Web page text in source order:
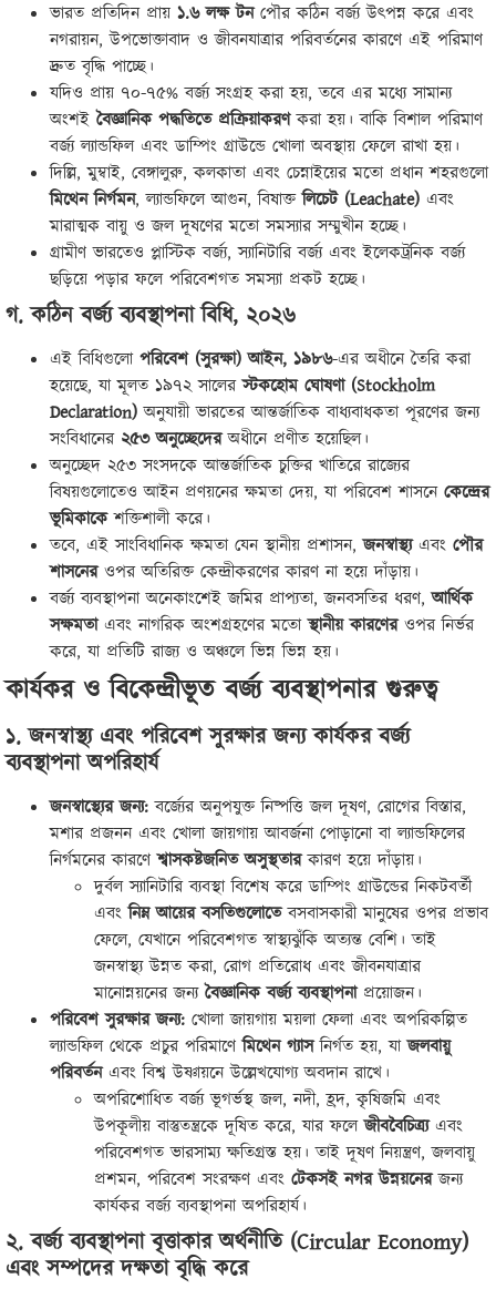
ভারত প্রতিদিন প্রায় ১.৬ লক্ষ টনপৌর কঠিন বর্জ্য উৎপন্ন করে এবং
নগরায়ন, উপভোক্তাবাদ ও জীবনযাত্রার পরিবর্তনের কারণে এই পরিমাণ
দ্রুত বৃদ্ধি পাচ্ছে।
যদিও প্রায় ৭০-৭৫% বর্জ্য সংগ্রহ করা হয়, তবে এর মধ্যে সামান্য
অংশইবৈজ্ঞানিক পদ্ধতিতে প্রক্রিয়াকরণকরা হয়। বাকি বিশাল পরিমাণ
বর্জ্য ল্যান্ডফিল এবং ডাম্পিং গ্রাউন্ডে খোলা অবস্থায় ফেলে রাখা হয়।
দিল্লি, মুম্বাই, বেঙ্গালুরু, কলকাতা এবং চেন্নাইয়ের মতো প্রধান শহরগুলো
মিথেন নির্গমন, ল্যান্ডফিলে আগুন, বিষাক্তলিচেট (Leachate) এবং
মারাত্মক বায়ু ও জল দূষণের মতো সমস্যার সম্মুখীন হচ্ছে।
গ্রামীণ ভারতেও প্লাস্টিক বর্জ্য, স্যানিটারি বর্জ্য এবং ইলেকট্রনিক বর্জ্য
ছড়িয়ে পড়ার ফলে পরিবেশগত সমস্যা প্রকট হচ্ছে।
গ. কঠিন বর্জ্য ব্যবস্থাপনা বিধি, ২০২৬
এই বিধিগুলো পরিবেশ (সুরক্ষা) আইন, ১৯৮৬-এর অধীনে তৈরি করা
হয়েছে, যা মূলত ১৯৭২ সালেরস্টকহোম ঘোষণা (Stockholm
Declaration) অনুযায়ী ভারতের আন্তর্জাতিক বাধ্যবাধকতা পূরণের জন্য
সংবিধানের ২৫৩ অনুচ্ছেদেরঅধীনে প্রণীত হয়েছিল।
অনুচ্ছেদ ২৫৩ সংসদকে আন্তর্জাতিক চুক্তির খাতিরে রাজ্যের
বিষয়গুলোতেও আইন প্রণয়নের ক্ষমতা দেয়, যা পরিবেশ শাসনে কেন্দ্রের
ভূমিকাকেশক্তিশালী করে।
তবে, এই সাংবিধানিক ক্ষমতা যেন স্থানীয় প্রশাসন,জনস্বাস্থ্যএবং পৌর
শাসনেরওপর অতিরিক্ত কেন্দ্রীকরণের কারণ না হয়ে দাঁড়ায়।
বর্জ্য ব্যবস্থাপনা অনেকাংশেই জমির প্রাপ্যতা, জনবসতির ধরণ,আর্থিক
সক্ষমতাএবং নাগরিক অংশগ্রহণের মতোস্থানীয় কারণেরওপর নির্ভর
করে, যা প্রতিটি রাজ্য ও অঞ্চলে ভিন্ন ভিন্ন হয়।
কার্যকর ও বিকেন্দ্রীভূত বর্জ্য ব্যবস্থাপনার গুরুত্ব
১. জনস্বাস্থ্য এবং পরিবেশ সুরক্ষার জন্য কার্যকর বর্জ্য
ব্যবস্থাপনা অপরিহার্য
জনস্বাস্থ্যের জন্য: বর্জ্যের অনুপযুক্ত নিষ্পত্তি জল দূষণ, রোগের বিস্তার,
মশার প্রজনন এবং খোলা জায়গায় আবর্জনা পোড়ানো বা ল্যান্ডফিলের
নির্গমনের কারণেশ্বাসকষ্টজনিত অসুস্থতারকারণ হয়ে দাঁড়ায়।
দুর্বল স্যানিটারি ব্যবস্থা বিশেষ করে ডাম্পিং গ্রাউন্ডের নিকটবর্তী
এবংনিম্ন আয়ের বসতিগুলোতেবসবাসকারী মানুষের ওপর প্রভাব
ফেলে, যেখানে পরিবেশগত স্বাস্থ্যঝুঁকি অত্যন্ত বেশি। তাই
জনস্বাস্থ্য উন্নত করা, রোগ প্রতিরোধ এবং জীবনযাত্রার
মানোন্নয়নের জন্যবৈজ্ঞানিক বর্জ্য ব্যবস্থাপনাপ্রয়োজন।
পরিবেশ সুরক্ষার জন্য: খোলা জায়গায় ময়লা ফেলা এবং অপরিকল্পিত
ল্যান্ডফিল থেকে প্রচুর পরিমাণেমিথেন গ্যাসনির্গত হয়, যাজলবায়ু
পরিবর্তনএবং বিশ্ব উষ্ণায়নে উল্লেখযোগ্য অবদান রাখে।
অপরিশোধিত বর্জ্য ভূগর্ভস্থ জল, নদী, হ্রদ, কৃষিজমি এবং
উপকূলীয় বাস্তুতন্ত্রকে দূষিত করে, যার ফলেজীববৈচিত্র্যএবং
পরিবেশগত ভারসাম্য ক্ষতিগ্রস্ত হয়। তাই দূষণ নিয়ন্ত্রণ, জলবায়ু
প্রশমন, পরিবেশ সংরক্ষণ এবং টেকসই নগর উন্নয়নেরজন্য
কার্যকর বর্জ্য ব্যবস্থাপনা অপরিহার্য।
২. বর্জ্য ব্যবস্থাপনা বৃত্তাকার অর্থনীতি (Circular Economy)
এবং সম্পদের দক্ষতা বৃদ্ধি করে